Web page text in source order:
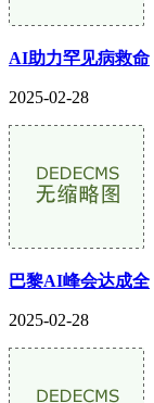
AI助力罕见病救命
2025-02-28
巴黎AI峰会达成全
2025-02-28